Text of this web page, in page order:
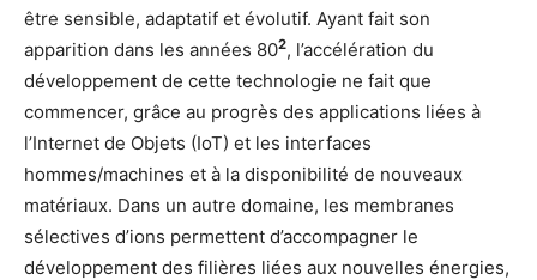
être sensible, adaptatif et évolutif. Ayant fait son
apparition dans les années 802, l’accélération du
développement de cette technologie ne fait que
commencer, grâce au progrès des applications liées à
l’Internet de Objets (IoT) et les interfaces
hommes/machines et à la disponibilité de nouveaux
matériaux. Dans un autre domaine, les membranes
sélectives d’ions permettent d’accompagner le
développement des filières liées aux nouvelles énergies,